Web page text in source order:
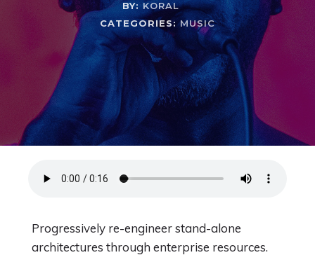
BY: KORAL
CATEGORIES:MUSIC
Progressively re-engineer stand-alone
architectures through enterprise resources.